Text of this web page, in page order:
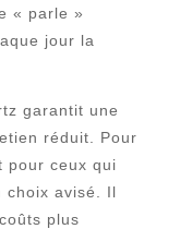
« parle »
jour la
garantit une
réduit. Pour
pour ceux qui
choix avisé. Il
plus